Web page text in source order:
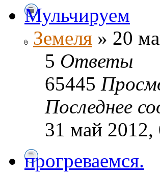
Мульчируем
Земеля » 20
5 Ответы
65445
Последнее
31 май 2012,
прогреваемся.